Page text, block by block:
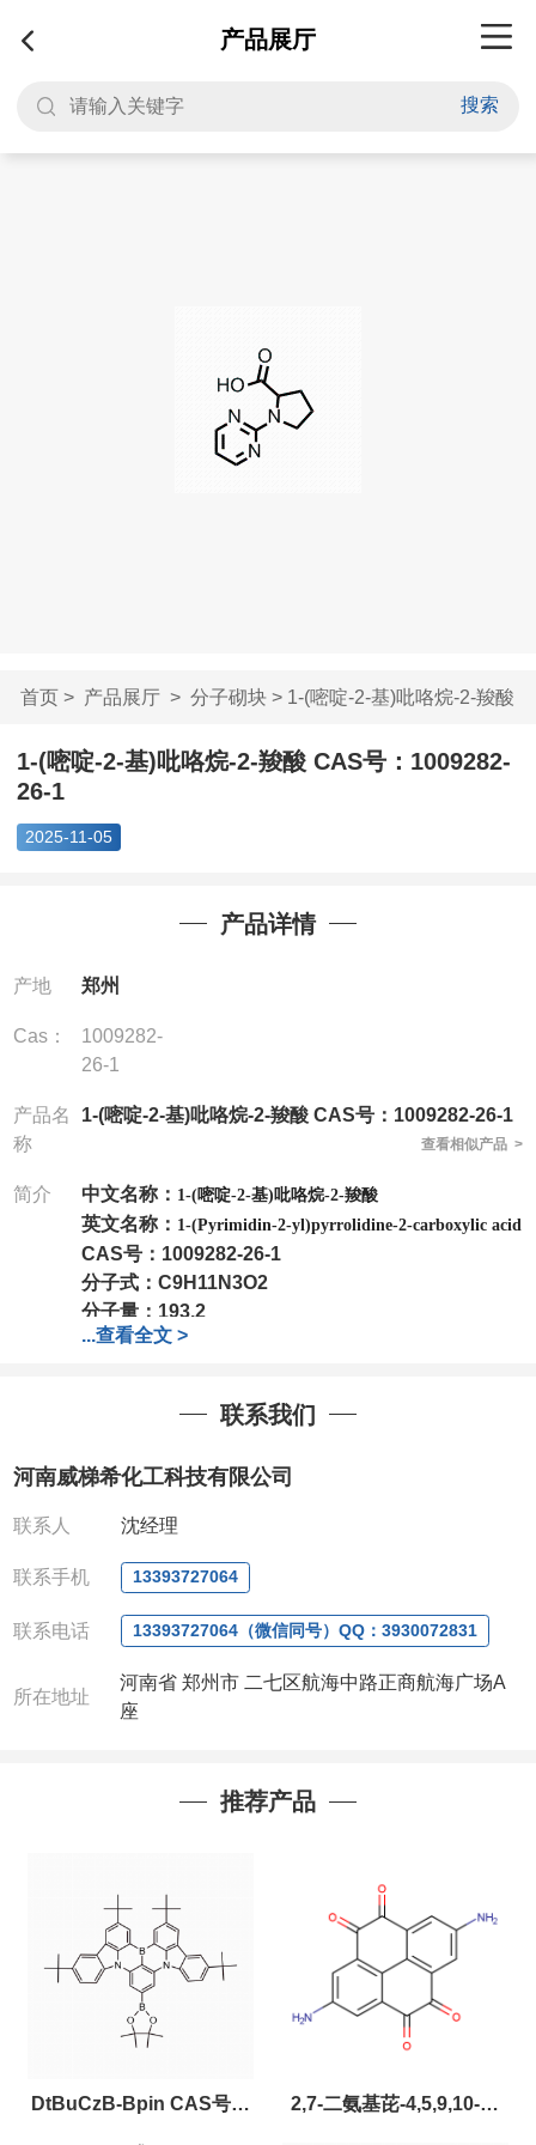
产品展厅
搜索
首页> 产品展厅> 分子砌块> 1-(嘧啶-2-基)吡咯烷-2-羧酸
...
1-(嘧啶-2-基)吡咯烷-2-羧酸 CAS号：1009282-
26-1
2025-11-05
产品详情
产地 郑州
Cas：
1009282-
26-1
产品名
称
1-(嘧啶-2-基)吡咯烷-2-羧酸 CAS号：1009282-26-1
查看相似产品 >
简介 中文名称： 1-(嘧啶-2-基)吡咯烷-2-羧酸
英文名称： 1-(Pyrimidin-2-yl)pyrrolidine-2-carboxylic acid
CAS号： 1009282-26-1
分子式： C9H11N3O2
分子量： 193.2
包装：1Mg ; 5Mg;10Mg ;100Mg;250Mg ;500Mg
我司对高校及科研单位先发货和
作中有用到的试剂,欢迎前来询购
电话:0371-63377391/13393727064
QQ:3930072831
:13393727064
联系人: 沈晓东(欢迎致电
...查看全文 >
联系我们
河南威梯希化工科技有限公司
联系人 沈经理
联系手机 13393727064
联系电话 13393727064（微信同号）QQ：3930072831
所在地址
河南省 郑州市 二七区航海中路正商航海广场A
座
推荐产品
DtBuCzB-Bpin CAS号： 2,7-二氨基芘-4,5,9,10-四